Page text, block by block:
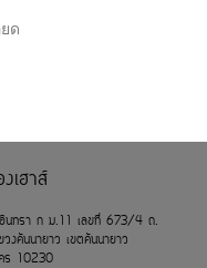
ด
เฮาส์
นทรา ก ม.11 เลขที่ 673/4 ถ.
งคันนายาว เขตคันนายาว
ร 10230